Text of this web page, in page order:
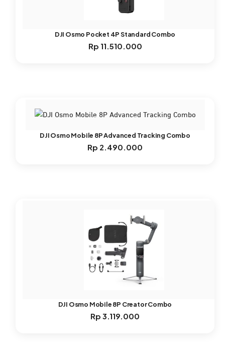
DJI Osmo Pocket 4P Standard Combo
Rp 11.510.000
DJI Osmo Mobile 8P Advanced Tracking Combo
Rp 2.490.000
DJI Osmo Mobile 8P Creator Combo
Rp 3.119.000